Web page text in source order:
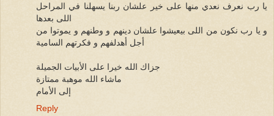
يا رب نعرف نعدي منها على خير علشان ربنا يسهلنا في المراحل
اللى بعدها
و يا رب نكون من اللى بيعيشوا علشان دينهم و وطنهم و يموتوا من
أجل أهدلفهم و فكرتهم السامية
جزاك الله خيرا على الأبيات الجميلة
ماشاء الله موهبة ممتازة
إلى الأمام
Reply